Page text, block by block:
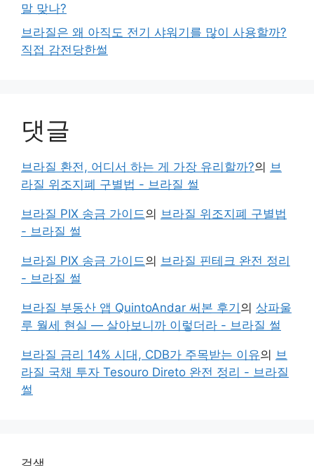
말 맞나?
브라질은 왜 아직도 전기 샤워기를 많이 사용할까?
직접 감전당한썰
댓글
브라질 환전, 어디서 하는 게 가장 유리할까?의 브
라질 위조지폐 구별법 - 브라질 썰
브라질 PIX 송금 가이드의 브라질 위조지폐 구별법
- 브라질 썰
브라질 PIX 송금 가이드의 브라질 핀테크 완전 정리
- 브라질 썰
브라질 부동산 앱 QuintoAndar 써본 후기의 상파울
루 월세 현실 — 살아보니까 이렇더라 - 브라질 썰
브라질 금리 14% 시대, CDB가 주목받는 이유의 브
라질 국채 투자 Tesouro Direto 완전 정리 - 브라질
썰
검색